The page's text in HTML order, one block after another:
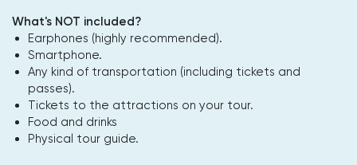
What's NOT included?
Earphones (highly recommended).
Smartphone.
Any kind of transportation (including tickets and
passes).
Tickets to the attractions on your tour.
Food and drinks
Physical tour guide.